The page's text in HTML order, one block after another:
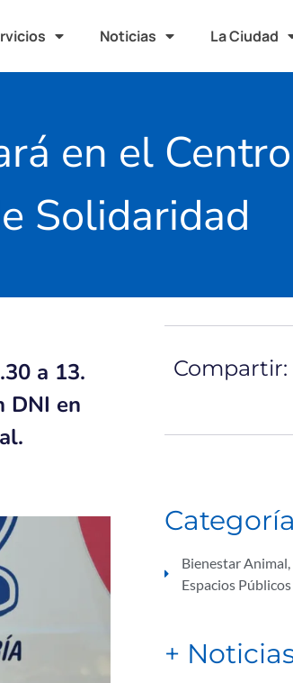
Noticias La Ciudad
en el
Solidaridad
a 13.
DNI en
Compartir:
Bienestar Animal,
Espacios
+